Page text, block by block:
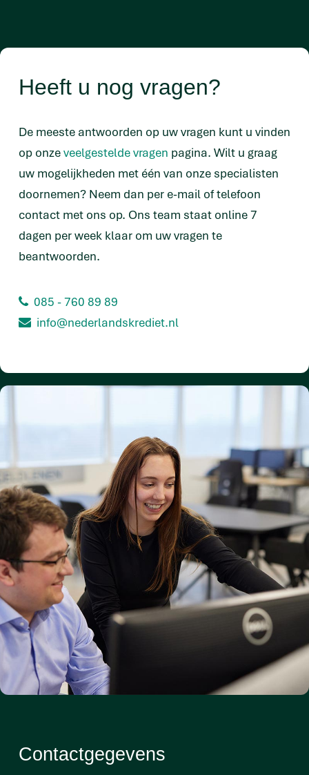
Heeft u nog vragen?
De meeste antwoorden op uw vragen kunt u vinden
op onzeveelgestelde vragen pagina. Wilt u graag
uw mogelijkheden met één van onze specialisten
doornemen? Neem dan per e-mail of telefoon
contact met ons op. Ons team staat online 7
dagen per week klaar om uw vragen te
beantwoorden.
085 - 760 89 89
info@nederlandskrediet.nl
Contactgegevens